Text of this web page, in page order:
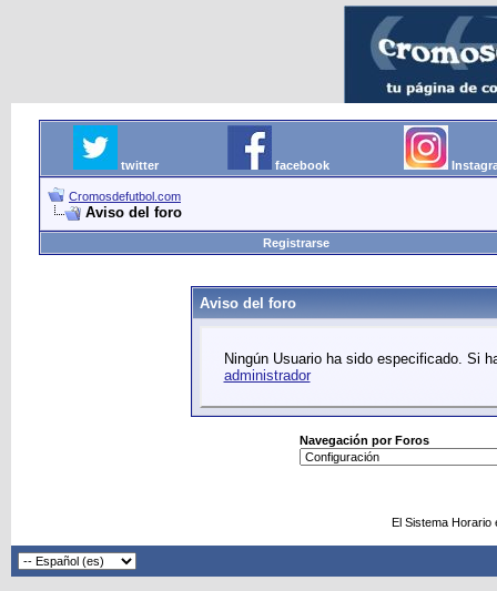
twitter facebook
Cromosdefutbol.com
Aviso del foro
Registrarse
Aviso del foro
Ningún Usuario ha sido especificado. Si
administrador
Navegación por Foros
El Sistema